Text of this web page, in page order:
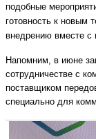
подобные
готовность к новым
внедрению вместе с
Напомним, в июне
сотрудничестве с
поставщиком
специально для